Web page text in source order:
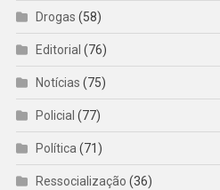
Drogas (58)
Editorial (76)
Notícias (75)
Policial (77)
Política(71)
Ressocialização (36)